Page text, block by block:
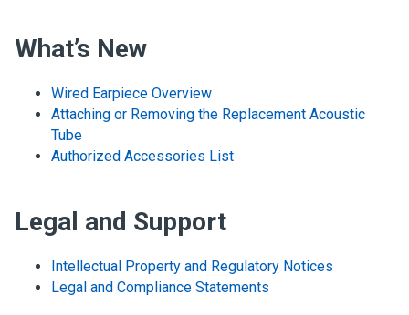
What’s New
Wired Earpiece Overview
Attaching or Removing the Replacement Acoustic
Tube
Authorized Accessories List
Legal and Support
Intellectual Property and Regulatory Notices
Legal and Compliance Statements